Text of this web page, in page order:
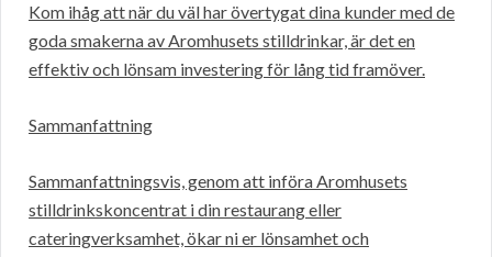
Kom ihåg att när du väl har övertygat dina kunder med de
goda smakerna av Aromhusets stilldrinkar, är det en
effektiv och lönsam investering för lång tid framöver.
Sammanfattning
Sammanfattningsvis, genom att införa Aromhusets
stilldrinkskoncentrat i din restaurang eller
cateringverksamhet, ökar ni er lönsamhet och